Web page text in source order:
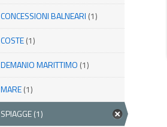
CONCESSIONI BALNEARI (1)
COSTE(1)
DEMANIO MARITTIMO (1)
MARE(1)
SPIAGGE(1)